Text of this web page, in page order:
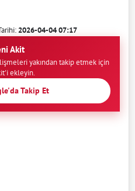
2026-04-04 07:17
Akit
yakından takip etmek için
ekleyin.
Takip Et